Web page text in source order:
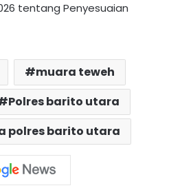
tentang Penyesuaian
muara teweh
Polres barito utara
polres barito utara